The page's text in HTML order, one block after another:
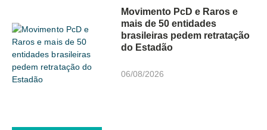
Movimento PcD e Raros e
mais de 50 entidades
brasileiras pedem retratação
do Estadão
06/08/2026